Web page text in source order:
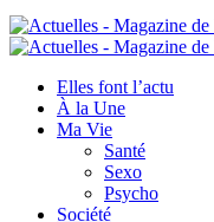
Elles font l’actu
À la Une
Ma Vie
Santé
Sexo
Psycho
Société